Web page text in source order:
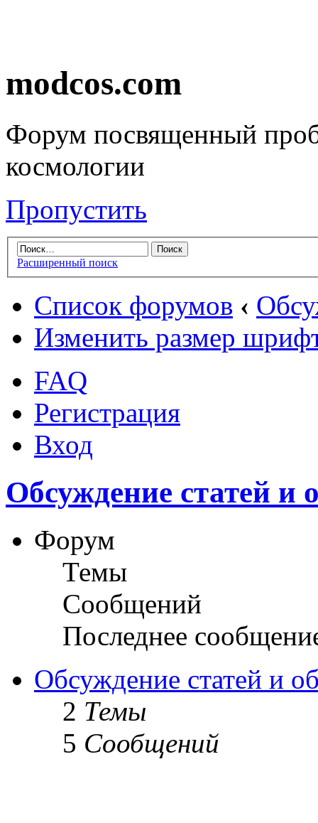
modcos.com
Форум посвященный
космологии
Пропустить
Расширенный поиск
Список форумов ‹
Изменить размер
FAQ
Регистрация
Вход
Обсуждение статей и
Форум
Темы
Сообщений
Последнее
Обсуждение статей и
2 Темы
5 Сообщений